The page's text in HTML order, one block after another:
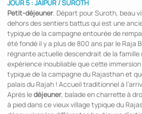
JOUR 5 : JAIPUR / SUROTH
Petit-déjeuner. Départ pour Suroth, beau
dehors des sentiers battus qui est une
typique de la campagne entourée de
été fondé il y a plus de 800 ans par le Raja
régnante actuelle descendrait de la famille
expérience inoubliable que cette
typique de la campagne du Rajasthan et
palais du Rajah ! Accueil traditionnel à
Après ledéjeuner, balade en charrette à
à pied dans ce vieux village typique du